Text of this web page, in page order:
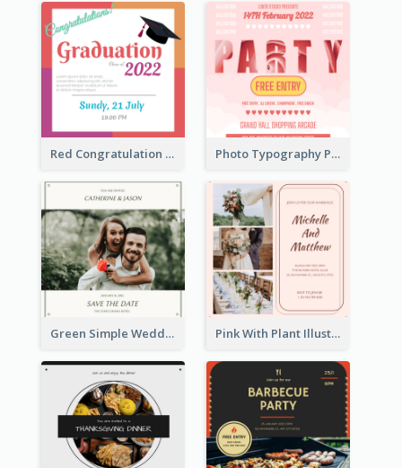
Red Congratulation Of Graduation 2020 Invitation Photo Typography Party Invitation Design Templates
Green Simple Wedding Photo Wedding Invitation Pink With Plant Illustration Wedding Party Invitation